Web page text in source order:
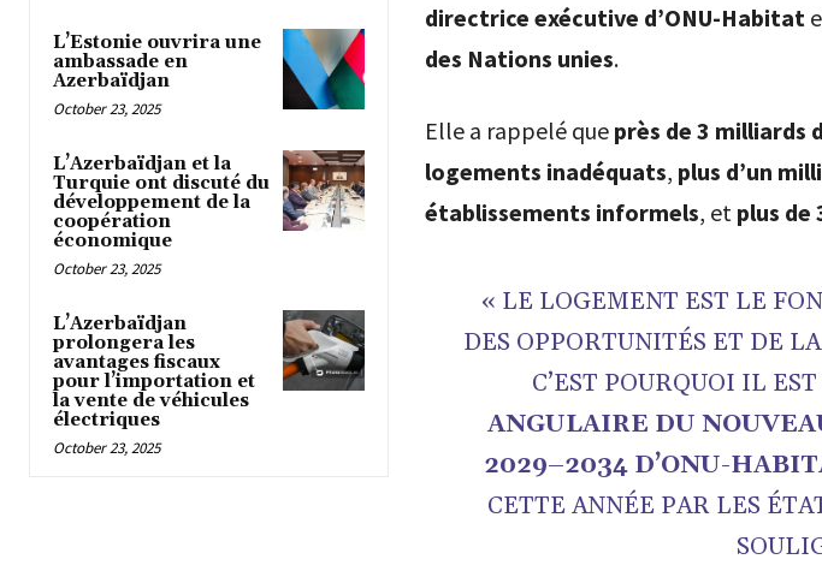
L’Estonie ouvrira une
ambassade en
Azerbaïdjan
October 23, 2025
L’Azerbaïdjan et la
Turquie ont discuté du
développement de la
coopération
économique
October 23, 2025
L’Azerbaïdjan
prolongera les
avantages fiscaux
pour l’importation et
la vente de véhicules
électriques
October 23, 2025
directrice exécutive d’ONU-Habitat
des Nations unies.
Elle a rappelé que près de 3 milliards
logements inadéquats, plus d’un
établissements informels, et plus de
« LE LOGEMENT EST LE
DES OPPORTUNITÉS ET DE
C’EST POURQUOI IL
ANGULAIRE DU
2029–2034 D’ONU-
CETTE ANNÉE PAR LES